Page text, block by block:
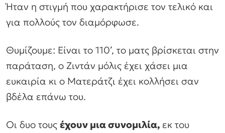
Ήταν η στιγμή που χαρακτήρισε τον τελικό και
για πολλούς τον διαμόρφωσε.
Θυμίζουμε: Είναι το 110’, το ματς βρίσκεται στην
παράταση, ο Ζιντάν μόλις έχει χάσει μια
ευκαιρία κι ο Ματεράτζι έχει κολλήσει σαν
βδέλα επάνω του.
Οι δυο τους έχουν μια συνομιλία, εκ του